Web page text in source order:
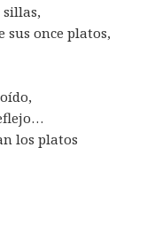
sillas,
sus once platos,
los platos